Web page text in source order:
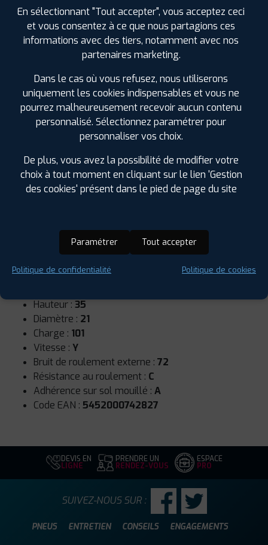
Runflat :Non
Hauteur : 35
Diamètre : 21
Charge : 101
Vitesse : Y
Bruit de roulement externe : 72
Résistance au roulement : C
Adhérence sur sol mouillé : A
Code EAN : 5452000742827
DEVIS EN
LIGNE
PRENDRE UN
RENDEZ-VOUS
ESPACE
PRO
PNEUS ENTRETIEN CONSEILS ENGAGEMENTS
SUIVEZ-NOUS SUR :
En sélectionnant "Tout accepter", vous acceptez ceci
et vous consentez à ce que nous partagions ces
informations avec des tiers, notamment avec nos
partenaires marketing.
Dans le cas où vous refusez, nous utiliserons
uniquement les cookies indispensables et vous ne
pourrez malheureusement recevoir aucun contenu
personnalisé. Sélectionnez paramétrer pour
personnaliser vos choix.
De plus, vous avez la possibilité de modifier votre
choix à tout moment en cliquant sur le lien 'Gestion
des cookies' présent dans le pied de page du site
Paramétrer Tout accepter
Politique de confidentialité Politique de cookies